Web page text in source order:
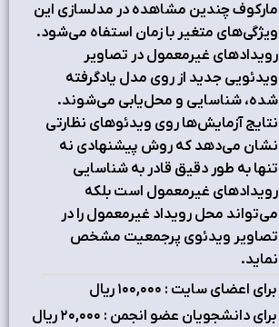
مارکوف چندین مشاهده در مدلسازی این
ویژگی‌های متغیر با زمان استفاه می‌شود.
رویدادهای غیرمعمول در تصاویر
ویدئویی جدید از روی مدل یادگرفته
شده، شناسایی و محل‌یابی می‌شوند.
نتایج آزمایش‌ها روی ویدئوهای نظارتی
نشان می‌دهد که روش پیشنهادی نه
تنها به طور دقیق قادر به شناسایی
رویدادهای غیرمعمول است بلکه
می‌تواند محل رویداد غیرمعمول را در
تصاویر ویدئوی پرجمعیت مشخص
نماید.
برای اعضای سایت : ۱٠٠,٠٠٠ ریال
برای دانشجویان عضو انجمن : ۲٠,٠٠٠ ریال